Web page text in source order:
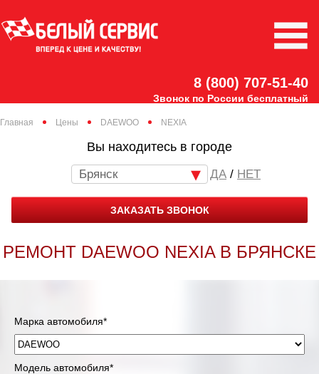
8 (800) 707-51-40
Звонок по России бесплатный
Главная Цены DAEWOO NEXIA
Вы находитесь в городе
Брянск / НЕТ
ЗАКАЗАТЬ ЗВОНОК
РЕМОНТ DAEWOO NEXIA В БРЯНСКЕ
Марка автомобиля*
Модель автомобиля*